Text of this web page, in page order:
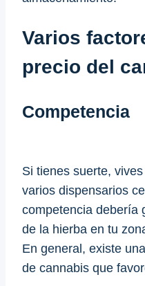
Varios
precio del
Competencia
Si tienes suerte,
varios dispensarios
competencia debería
de la hierba en tu
En general, existe
de cannabis que